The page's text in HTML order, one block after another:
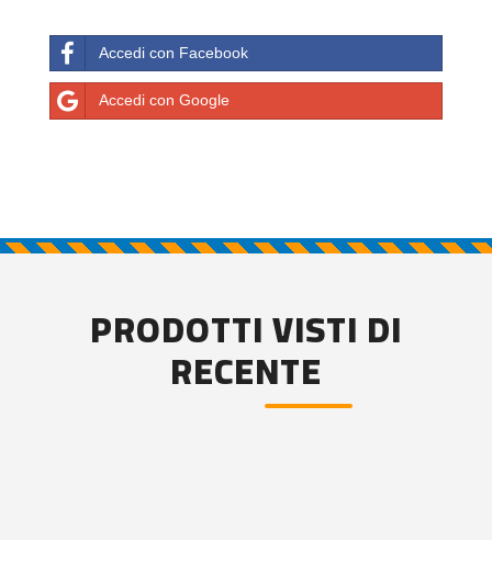
Accedi con Facebook
Accedi con Google
PRODOTTI VISTI DI
RECENTE